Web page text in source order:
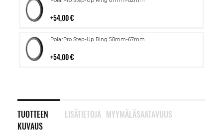
54,00 €
PolarPro Step-Up Ring 58mm-67mm
54,00 €
Lisää
TUOTTEEN
KUVAUS
LISÄTIETOJA MYYMÄLÄSAATAVUUS